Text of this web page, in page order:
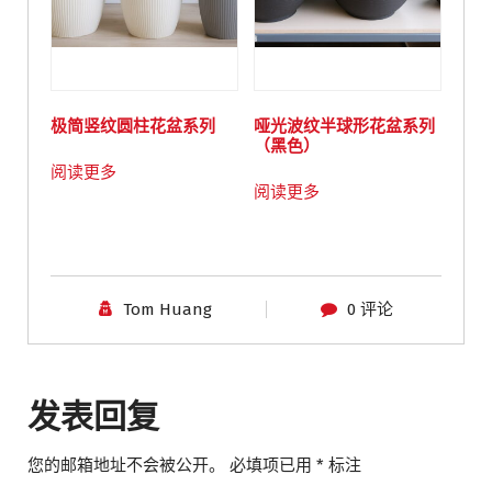
极简竖纹圆柱花盆系列
阅读更多
哑光波纹半球形花盆系列
（黑色）
阅读更多
Tom Huang 0 评论
发表回复
您的邮箱地址不会被公开。 必填项已用 * 标注